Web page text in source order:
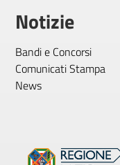
Notizie
Bandi e Concorsi
Comunicati Stampa
News